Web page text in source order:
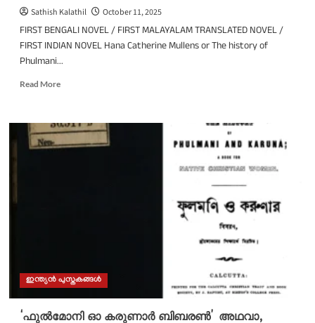
Sathish Kalathil October 11, 2025
FIRST BENGALI NOVEL / FIRST MALAYALAM TRANSLATED NOVEL /
FIRST INDIAN NOVEL Hana Catherine Mullens or The history of
Phulmani...
Read MoreRead
ഹന
കാതറീൻ
മുള്ളൻസ്; അഥവാ,
ഇന്ത്യൻ പുസ്തകങ്ങൾ
‘ഫുൽമോനി ഓ കരുണാർ ബിബരൺ’ അഥവാ,